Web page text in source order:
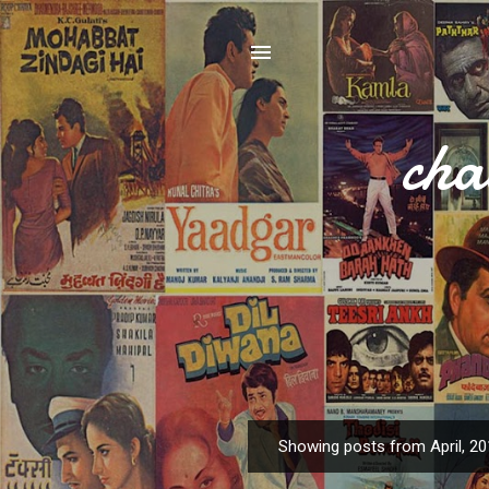
o
Showing posts from April,